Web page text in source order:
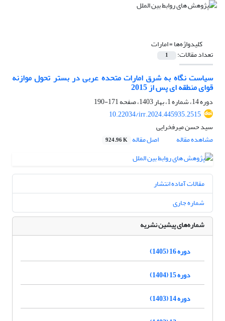
کلیدواژه‌ها =امارات
تعداد مقالات: 1
سیاست نگاه به شرق امارات متحده عربی در بستر تحول موازنه
قوای منطقه ای پس از 2015
دوره 14، شماره 1، بهار 1403، صفحه
171-190
10.22034/irr.2024.445935.2515
سید حسن میرفخرایی
مشاهده مقاله
اصل مقاله 924.96 K
مقالات آماده انتشار
شماره جاری
شماره‌های پیشین نشریه
دوره 16 (1405)
دوره 15 (1404)
دوره 14 (1403)